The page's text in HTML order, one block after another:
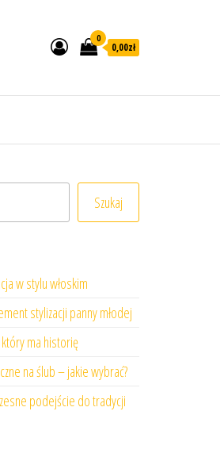
0
0,00zł
Szukaj
w stylu włoskim
stylizacji panny młodej
ma historię
na ślub – jakie wybrać?
podejście do tradycji